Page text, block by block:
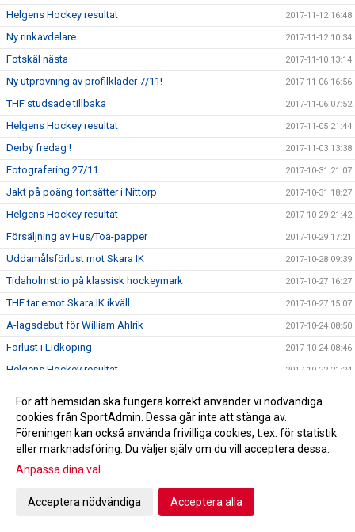
Helgens Hockey resultat 2017-11-12 16:48
Ny rinkavdelare 2017-11-12 10:34
Fotskäl nästa 2017-11-10 13:14
Ny utprovning av profilkläder 7/11! 2017-11-06 16:56
THF studsade tillbaka 2017-11-06 07:52
Helgens Hockey resultat 2017-11-05 21:44
Derby fredag ! 2017-11-03 13:38
Fotografering 27/11 2017-10-31 21:07
Jakt på poäng fortsätter i Nittorp 2017-10-31 18:27
Helgens Hockey resultat 2017-10-29 21:42
Försäljning av Hus/Toa-papper 2017-10-29 17:21
Uddamålsförlust mot Skara IK 2017-10-28 09:39
Tidaholmstrio på klassisk hockeymark 2017-10-27 16:27
THF tar emot Skara IK ikväll 2017-10-27 15:07
A-lagsdebut för William Ahlrik 2017-10-24 08:50
Förlust i Lidköping 2017-10-24 08:46
Helgens Hockey resultat 2017-10-22 21:24
Trissbolaget!!!
Seger i hemmapremiären! 2017-10-17 21:55
Hus/Toa-pappers försäljning höst 2017
Skridskoskolan och hockeyskolan
För att hemsidan ska fungera korrekt använder vi nödvändiga
cookies från SportAdmin. Dessa går inte att stänga av.
Föreningen kan också använda frivilliga cookies, t.ex. för statistik
eller marknadsföring. Du väljer själv om du vill acceptera dessa.
Anpassa dina val
Acceptera nödvändiga Acceptera alla